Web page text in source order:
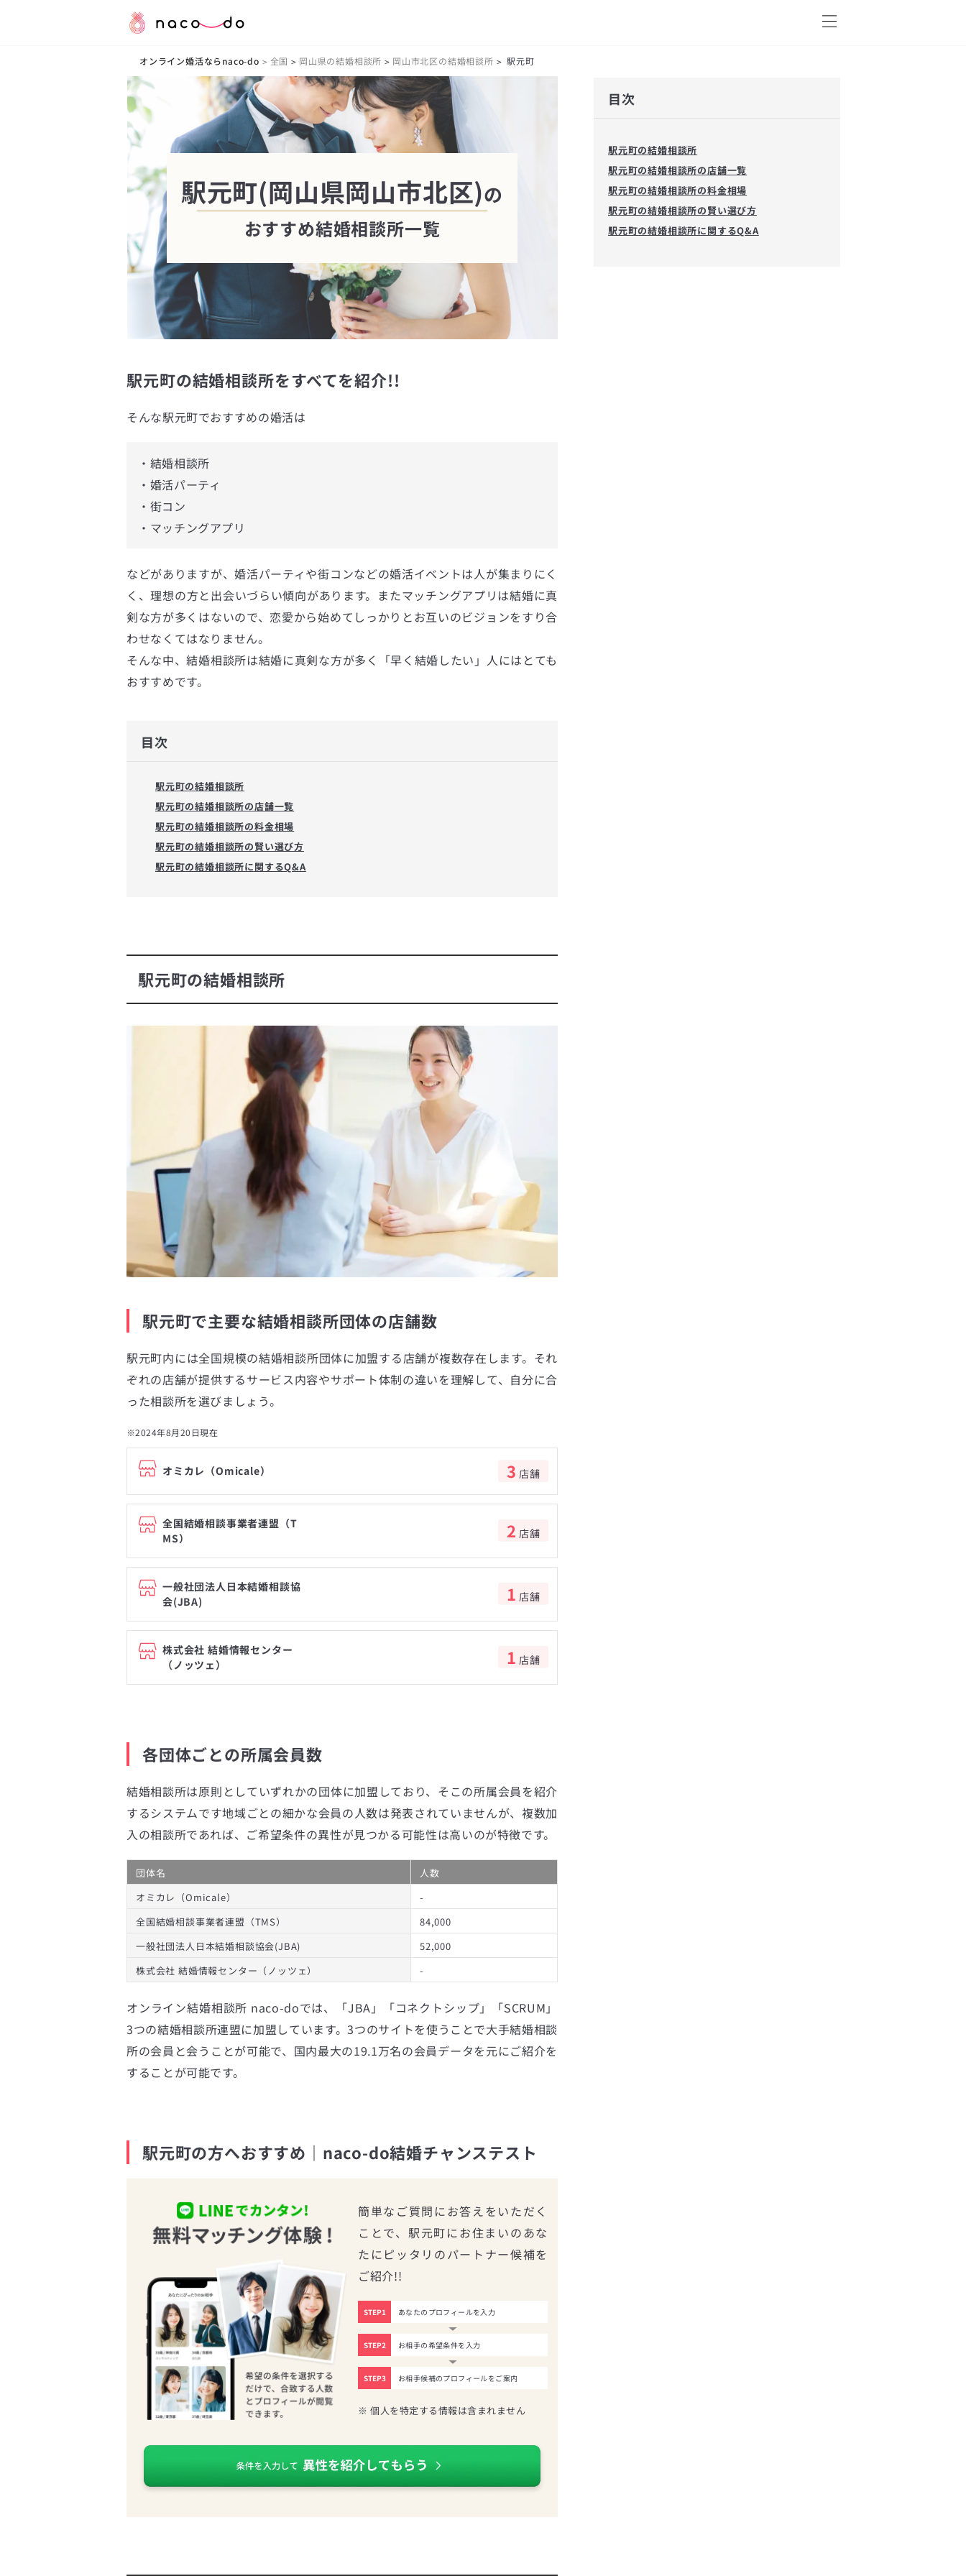
オンライン婚活ならnaco-do > 全国 > 岡山県の結婚相談所 > 岡山市北区の結婚相談所 > 駅元町
駅元町(岡山県岡山市北区)の
おすすめ結婚相談所一覧
駅元町の結婚相談所をすべてを紹介!!
そんな駅元町でおすすめの婚活は
・結婚相談所
・婚活パーティ
・街コン
・マッチングアプリ
などがありますが、婚活パーティや街コンなどの婚活イベントは人が集まりにく
く、理想の方と出会いづらい傾向があります。またマッチングアプリは結婚に真
剣な方が多くはないので、恋愛から始めてしっかりとお互いのビジョンをすり合
わせなくてはなりません。
そんな中、結婚相談所は結婚に真剣な方が多く「早く結婚したい」人にはとても
おすすめです。
目次
駅元町の結婚相談所
駅元町の結婚相談所の店舗一覧
駅元町の結婚相談所の料金相場
駅元町の結婚相談所の賢い選び方
駅元町の結婚相談所に関するQ&A
駅元町の結婚相談所
駅元町で主要な結婚相談所団体の店舗数
駅元町内には全国規模の結婚相談所団体に加盟する店舗が複数存在します。それ
ぞれの店舗が提供するサービス内容やサポート体制の違いを理解して、自分に合
った相談所を選びましょう。
※2024年8月20日現在
オミカレ（Omicale） 3 店舗
全国結婚相談事業者連盟（T
MS）
2 店舗
一般社団法人日本結婚相談協
会(JBA)
1 店舗
株式会社 結婚情報センター
（ノッツェ）
1 店舗
各団体ごとの所属会員数
結婚相談所は原則としていずれかの団体に加盟しており、そこの所属会員を紹介
するシステムです地域ごとの細かな会員の人数は発表されていませんが、複数加
入の相談所であれば、ご希望条件の異性が見つかる可能性は高いのが特徴です。
団体名
人数
オミカレ（Omicale）
-
全国結婚相談事業者連盟（TMS）
84,000
一般社団法人日本結婚相談協会(JBA)
52,000
株式会社 結婚情報センター（ノッツェ）
-
オンライン結婚相談所 naco-doでは、「JBA」「コネクトシップ」「SCRUM」
3つの結婚相談所連盟に加盟しています。3つのサイトを使うことで大手結婚相談
所の会員と会うことが可能で、国内最大の19.1万名の会員データを元にご紹介を
することが可能です。
駅元町の方へおすすめ｜naco-do結婚チャンステスト
簡単なご質問にお答えをいただく
ことで、駅元町にお住まいのあな
たにピッタリのパートナー候補を
ご紹介!!
STEP1 あなたのプロフィールを入力
STEP2 お相手の希望条件を入力
STEP3 お相手候補のプロフィールをご案内
※ 個人を特定する情報は含まれません
目次
駅元町の結婚相談所
駅元町の結婚相談所の店舗一覧
駅元町の結婚相談所の料金相場
駅元町の結婚相談所の賢い選び方
駅元町の結婚相談所に関するQ&A